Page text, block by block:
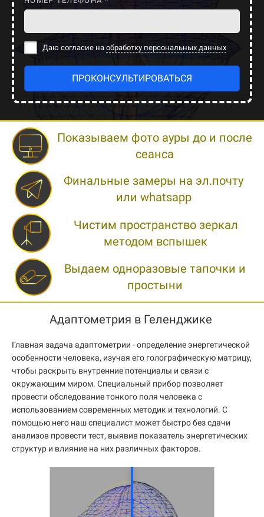
Даю согласие на обработку персональных данных
ПРОКОНСУЛЬТИРОВАТЬСЯ
Показываем фото ауры до и после
сеанса
Финальные замеры на эл.почту
или whatsapp
Чистим пространство зеркал
методом вспышек
Выдаем одноразовые тапочки и
простыни
Адаптометрия в Геленджике
Главная задача адаптометрии - определение энергетической
особенности человека, изучая его голографическую матрицу,
чтобы раскрыть внутренние потенциалы и связи с
окружающим миром. Специальный прибор позволяет
провести обследование тонкого поля человека с
использованием современных методик и технологий. С
помощью него наш специалист может быстро без сдачи
анализов провести тест, выявив показатель энергетических
структур и влияние на них различных факторов.